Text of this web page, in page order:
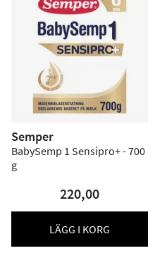
Semper
BabySemp 1 Sensipro+ - 700
g
220,00
LÄGG I KORG